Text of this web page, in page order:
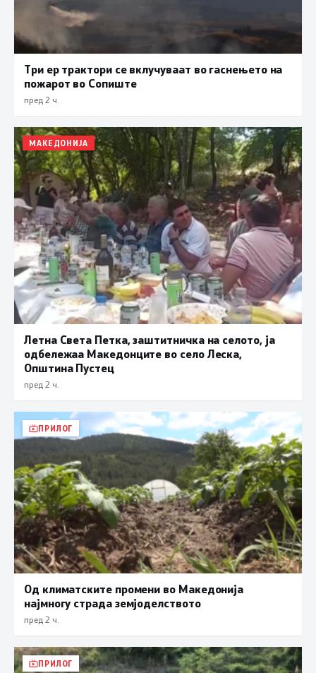
Три ер трактори се вклучуваат во гаснењето на
пожарот во Сопиште
пред 2 ч.
МАКЕДОНИЈА
Летна Света Петка, заштитничка на селото, ја
одбележаа Македонците во село Леска,
Општина Пустец
пред 2 ч.
ПРИЛОГ
Од климатските промени во Македонија
најмногу страда земјоделството
пред 2 ч.
ПРИЛОГ